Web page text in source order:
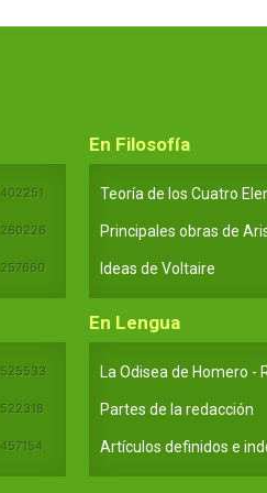
402251
260226
257660
En Filosofía
Teoría de los Cuatro
Principales obras de
Ideas de Voltaire
525533
522318
457154
En Lengua
La Odisea de Homero -
Partes de la redacción
Artículos definidos e